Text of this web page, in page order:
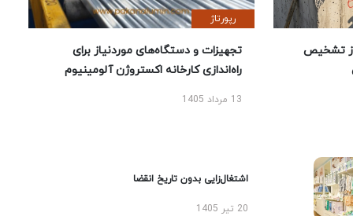
تشخیص
رپورتاژ
تجهیزات و دستگاه‌های موردنیاز برای
راه‌اندازی کارخانه اکستروژن آلومینیوم
13 مرداد 1405
اشتغال‌زایی بدون تاریخ انقضا
20 تیر 1405